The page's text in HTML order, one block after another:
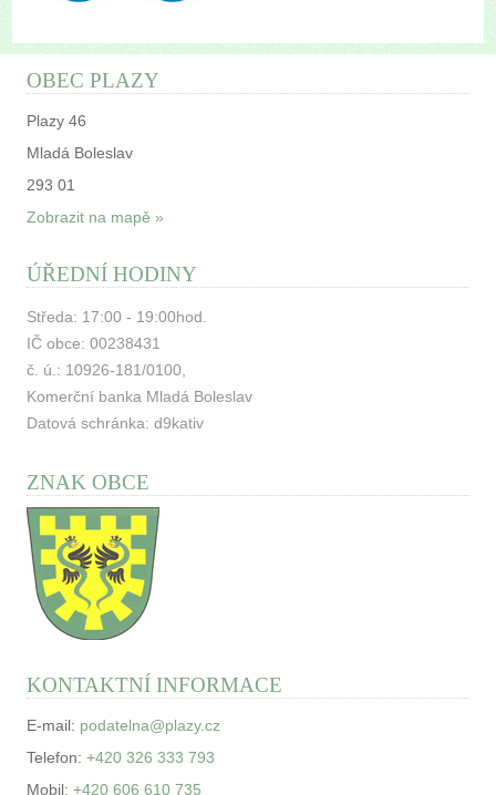
OBEC PLAZY
Plazy 46
Mladá Boleslav
293 01
Zobrazit na mapě »
ÚŘEDNÍ HODINY
Středa: 17:00 - 19:00hod.
IČ obce: 00238431
č. ú.: 10926-181/0100,
Komerční banka Mladá Boleslav
Datová schránka: d9kativ
ZNAK OBCE
KONTAKTNÍ INFORMACE
E-mail: podatelna@plazy.cz
Telefon: +420 326 333 793
Mobil: +420 606 610 735